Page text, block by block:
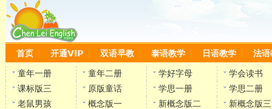
首页 开通VIP 双语早教 泰语教学 日语教学 法语
童年一册 童年二册 学好字母
学会读书
课标版三
原版童话 学思一册
学思二册
老鼠男孩
概念版一 新概念版二 新概念版三